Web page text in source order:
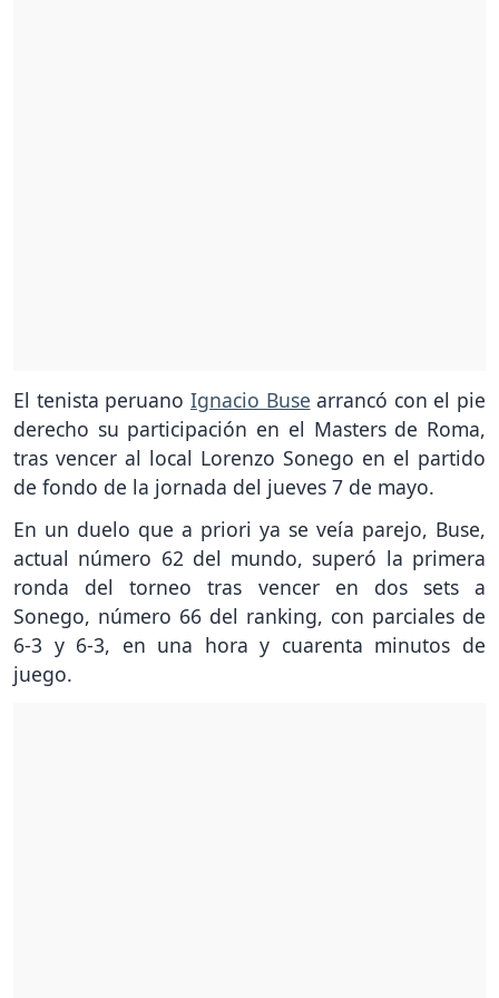
El tenista peruano Ignacio Buse arrancó con el pie
derecho su participación en el Masters de Roma,
tras vencer al local Lorenzo Sonego en el partido
de fondo de la jornada del jueves 7 de mayo.
En un duelo que a priori ya se veía parejo, Buse,
actual número 62 del mundo, superó la primera
ronda del torneo tras vencer en dos sets a
Sonego, número 66 del ranking, con parciales de
6-3 y 6-3, en una hora y cuarenta minutos de
juego.